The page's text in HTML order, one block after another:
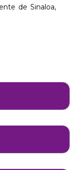
de Sinaloa,